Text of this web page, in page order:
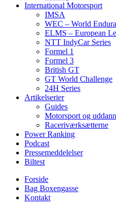
International Motorsport
IMSA
WEC – World
ELMS – European
NTT IndyCar Series
Formel 1
Formel 3
British GT
GT World Challenge
24H Series
Artikelserier
Guides
Motorsport og
Raceriværksætterne
Power Ranking
Podcast
Pressemeddelelser
Biltest
Forside
Bag Boxengasse
Kontakt